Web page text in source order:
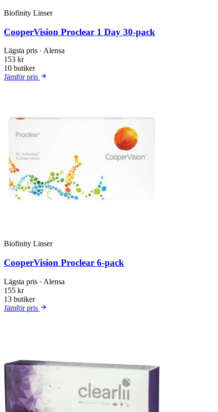
Biofinity Linser
CooperVision Proclear 1 Day 30-pack
Lägsta pris · Alensa
153 kr
10 butiker
Jämför pris
Biofinity Linser
CooperVision Proclear 6-pack
Lägsta pris · Alensa
155 kr
13 butiker
Jämför pris